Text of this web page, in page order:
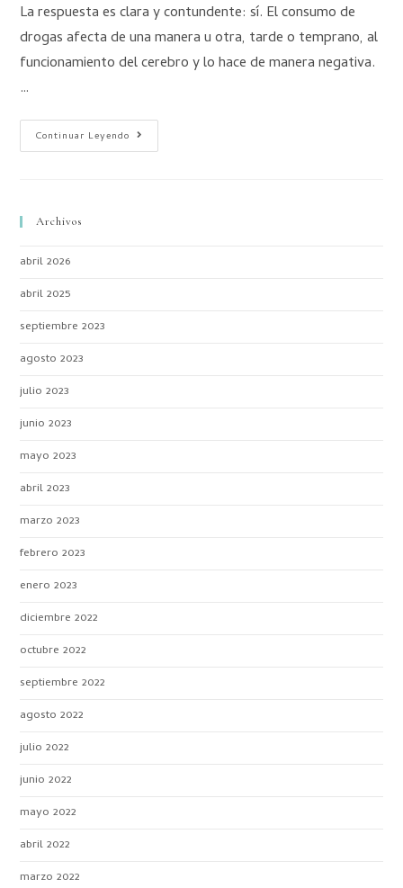
La respuesta es clara y contundente: sí. El consumo de
drogas afecta de una manera u otra, tarde o temprano, al
funcionamiento del cerebro y lo hace de manera negativa.
…
Continuar Leyendo
Archivos
abril 2026
abril 2025
septiembre 2023
agosto 2023
julio 2023
junio 2023
mayo 2023
abril 2023
marzo 2023
febrero 2023
enero 2023
diciembre 2022
octubre 2022
septiembre 2022
agosto 2022
julio 2022
junio 2022
mayo 2022
abril 2022
marzo 2022